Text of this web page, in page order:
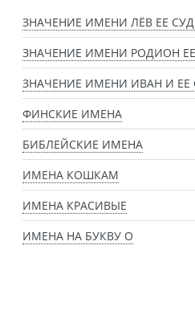
ЗНАЧЕНИЕ ИМЕНИ ЛЁВ ЕЕ
ЗНАЧЕНИЕ ИМЕНИ РОДИОН ЕЕ
ЗНАЧЕНИЕ ИМЕНИ ИВАН И ЕЕ
ФИНСКИЕ ИМЕНА
БИБЛЕЙСКИЕ ИМЕНА
ИМЕНА КОШКАМ
ИМЕНА КРАСИВЫЕ
ИМЕНА НА БУКВУ О